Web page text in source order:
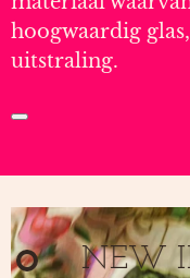
hoogwaardig
uitstraling.
NEW